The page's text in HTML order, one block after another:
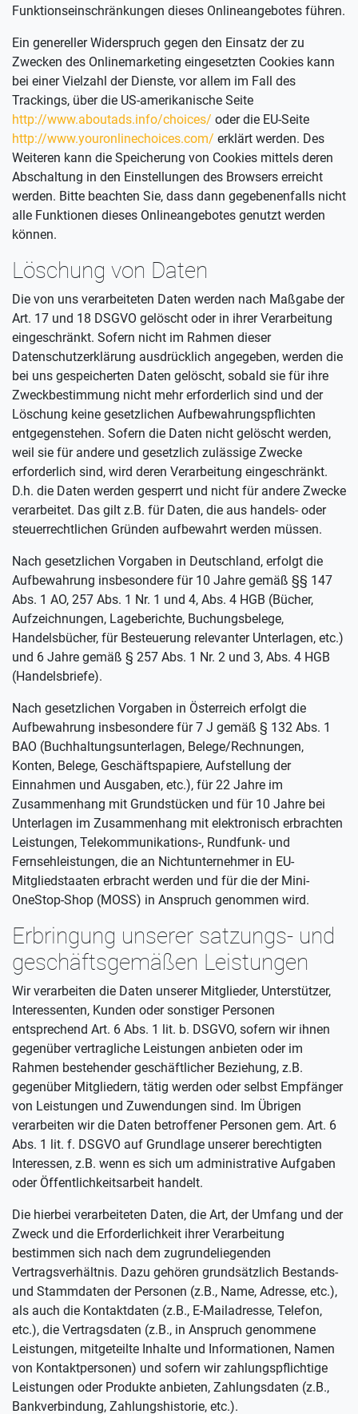
Funktionseinschränkungen dieses Onlineangebotes führen.
Ein genereller Widerspruch gegen den Einsatz der zu
Zwecken des Onlinemarketing eingesetzten Cookies kann
bei einer Vielzahl der Dienste, vor allem im Fall des
Trackings, über die US-amerikanische Seite
http://www.aboutads.info/choices/ oder die EU-Seite
http://www.youronlinechoices.com/ erklärt werden. Des
Weiteren kann die Speicherung von Cookies mittels deren
Abschaltung in den Einstellungen des Browsers erreicht
werden. Bitte beachten Sie, dass dann gegebenenfalls nicht
alle Funktionen dieses Onlineangebotes genutzt werden
können.
Löschung von Daten
Die von uns verarbeiteten Daten werden nach Maßgabe der
Art. 17 und 18 DSGVO gelöscht oder in ihrer Verarbeitung
eingeschränkt. Sofern nicht im Rahmen dieser
Datenschutzerklärung ausdrücklich angegeben, werden die
bei uns gespeicherten Daten gelöscht, sobald sie für ihre
Zweckbestimmung nicht mehr erforderlich sind und der
Löschung keine gesetzlichen Aufbewahrungspflichten
entgegenstehen. Sofern die Daten nicht gelöscht werden,
weil sie für andere und gesetzlich zulässige Zwecke
erforderlich sind, wird deren Verarbeitung eingeschränkt.
D.h. die Daten werden gesperrt und nicht für andere Zwecke
verarbeitet. Das gilt z.B. für Daten, die aus handels- oder
steuerrechtlichen Gründen aufbewahrt werden müssen.
Nach gesetzlichen Vorgaben in Deutschland, erfolgt die
Aufbewahrung insbesondere für 10 Jahre gemäß §§ 147
Abs. 1 AO, 257 Abs. 1 Nr. 1 und 4, Abs. 4 HGB (Bücher,
Aufzeichnungen, Lageberichte, Buchungsbelege,
Handelsbücher, für Besteuerung relevanter Unterlagen, etc.)
und 6 Jahre gemäß § 257 Abs. 1 Nr. 2 und 3, Abs. 4 HGB
(Handelsbriefe).
Nach gesetzlichen Vorgaben in Österreich erfolgt die
Aufbewahrung insbesondere für 7 J gemäß § 132 Abs. 1
BAO (Buchhaltungsunterlagen, Belege/Rechnungen,
Konten, Belege, Geschäftspapiere, Aufstellung der
Einnahmen und Ausgaben, etc.), für 22 Jahre im
Zusammenhang mit Grundstücken und für 10 Jahre bei
Unterlagen im Zusammenhang mit elektronisch erbrachten
Leistungen, Telekommunikations-, Rundfunk- und
Fernsehleistungen, die an Nichtunternehmer in EU-
Mitgliedstaaten erbracht werden und für die der Mini-
OneStop-Shop (MOSS) in Anspruch genommen wird.
Erbringung unserer satzungs- und
geschäftsgemäßen Leistungen
Wir verarbeiten die Daten unserer Mitglieder, Unterstützer,
Interessenten, Kunden oder sonstiger Personen
entsprechend Art. 6 Abs. 1 lit. b. DSGVO, sofern wir ihnen
gegenüber vertragliche Leistungen anbieten oder im
Rahmen bestehender geschäftlicher Beziehung, z.B.
gegenüber Mitgliedern, tätig werden oder selbst Empfänger
von Leistungen und Zuwendungen sind. Im Übrigen
verarbeiten wir die Daten betroffener Personen gem. Art. 6
Abs. 1 lit. f. DSGVO auf Grundlage unserer berechtigten
Interessen, z.B. wenn es sich um administrative Aufgaben
oder Öffentlichkeitsarbeit handelt.
Die hierbei verarbeiteten Daten, die Art, der Umfang und der
Zweck und die Erforderlichkeit ihrer Verarbeitung
bestimmen sich nach dem zugrundeliegenden
Vertragsverhältnis. Dazu gehören grundsätzlich Bestands-
und Stammdaten der Personen (z.B., Name, Adresse, etc.),
als auch die Kontaktdaten (z.B., E-Mailadresse, Telefon,
etc.), die Vertragsdaten (z.B., in Anspruch genommene
Leistungen, mitgeteilte Inhalte und Informationen, Namen
von Kontaktpersonen) und sofern wir zahlungspflichtige
Leistungen oder Produkte anbieten, Zahlungsdaten (z.B.,
Bankverbindung, Zahlungshistorie, etc.).